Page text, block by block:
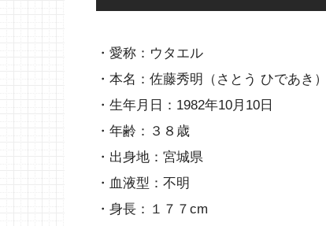
・愛称：ウタエル
・本名：佐藤秀明（さとう ひであき）
・生年月日：1982年10月10日
・年齢：３８歳
・出身地：宮城県
・血液型：不明
・身長：１７７cm